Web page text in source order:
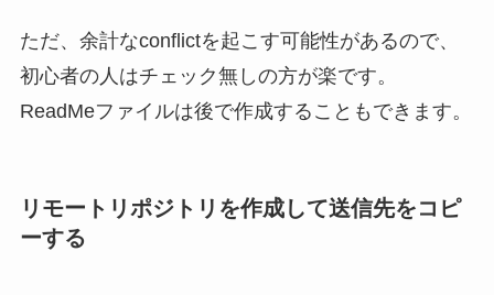
ただ、余計なconflictを起こす可能性があるので、
初心者の人はチェック無しの方が楽です。
ReadMeファイルは後で作成することもできます。
リモートリポジトリを作成して送信先をコピ
ーする